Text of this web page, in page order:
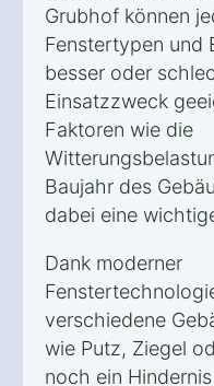
Grubhof können
Fenstertypen und
besser oder
Einsatzzweck
Faktoren wie die
Baujahr des
dabei eine
Dank moderner
verschiedene
wie Putz, Ziegel
noch ein